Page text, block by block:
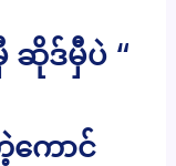
ဆိုဒ်မှီပဲ “
ကောင်